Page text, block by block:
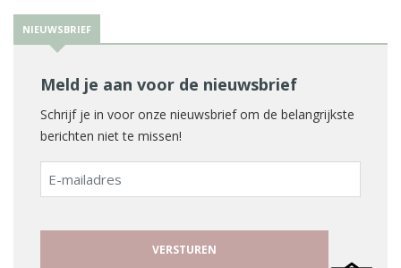
NIEUWSBRIEF
Meld je aan voor de nieuwsbrief
Schrijf je in voor onze nieuwsbrief om de belangrijkste
berichten niet te missen!
E-
mailadres